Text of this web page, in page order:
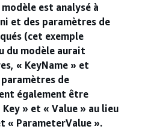
est analysé à
et des paramètres de
(cet exemple
du modèle aurait
« KeyName » et
de
également être
» et « Value » au lieu
« ParameterValue ».